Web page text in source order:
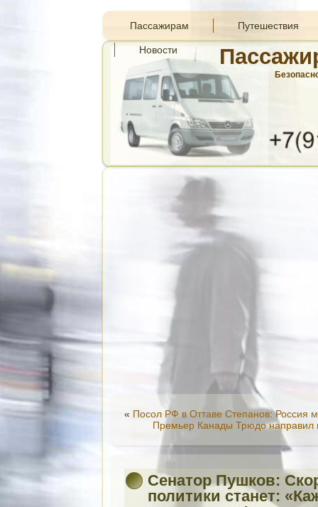
Пассажирам Путешествия
Новости
« Посол РФ в Оттаве Степанов: Россия
Премьер Канады Трюдо направил
Сенатор Пушков:
политики станет: